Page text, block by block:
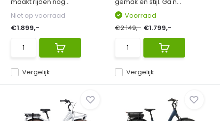
Vergelijk
Niet op voorraad
€1.899,-
Vergelijk
Voorraad
€2.149,- €1.799,-